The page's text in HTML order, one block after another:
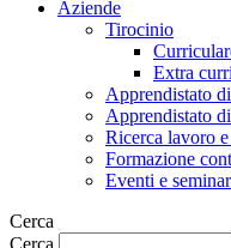
Aziende
Tirocinio
Extra
Apprendistato
Apprendistato
Ricerca lavoro
Formazione
Eventi e
Cerca
Cerca